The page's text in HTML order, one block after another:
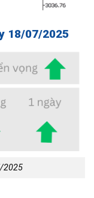
18/07/2025
2025